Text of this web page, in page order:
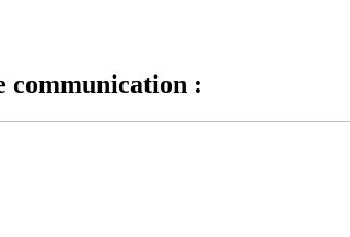
communication :